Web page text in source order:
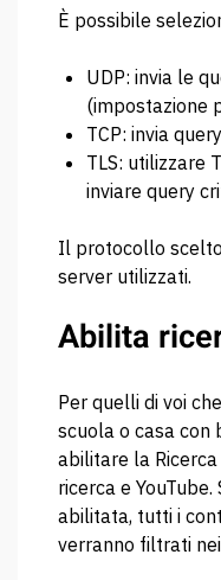
È possibile
UDP: invia le
(impostazione
TCP: invia
TLS: utilizzare
inviare query
Il protocollo
server utilizzati.
Abilita
Per quelli di voi
scuola o casa con
abilitare la
ricerca e YouTube.
abilitata, tutti i
verranno filtrati